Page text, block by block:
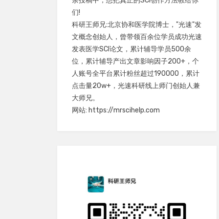
们!
科研王师兄:北京协和医学院博士，"光速"发
文概念创始人，曾带领百余位学员成功光速
发表医学SCI论文，累计辅导学员500余
位，累计辅导产出文章影响因子200+，个
人账号全平台累计粉丝超过190000，累计
点击量20w+，光速科研线上师门创始人兼
大师兄。
网站: https://mrscihelp.com